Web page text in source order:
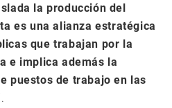
la producción del
es una alianza estratégica
que trabajan por la
e implica además la
puestos de trabajo en las